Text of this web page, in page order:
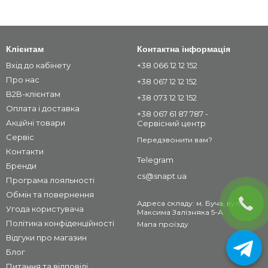
Клієнтам
Вхід до кабінету
Про нас
B2B-клієнтам
Оплата і доставка
Акційні товари
Сервіс
Контакти
Бренди
Програма лояльності
Обмін та повернення
Угода користувача
Політика конфіденційності
Відгуки про магазин
Блог
Контактна інформація
+38 066 12 12 152
+38 067 12 12 152
+38 073 12 12 152
+38 067 61 87 787 -
Сервісний центр
Передзвонити вам?
Telegram
cs@snapt.ua
Адреса складу: м. Буча, вул.
Максима Залізняка 5-А
Мапа проїзду